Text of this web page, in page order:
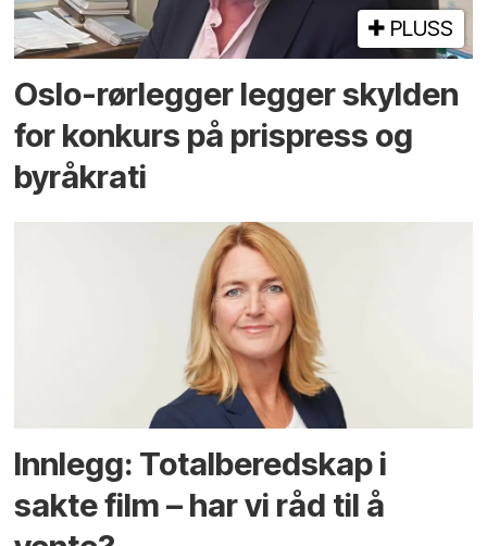
PLUSS
Oslo-rørlegger legger skylden
for konkurs på prispress og
byråkrati
Innlegg: Totalberedskap i
sakte film – har vi råd til å